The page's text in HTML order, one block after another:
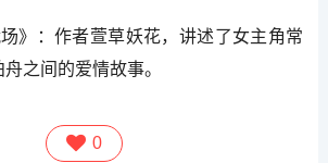
》：作者萱草妖花，讲述了女主角常
之间的爱情故事。
0